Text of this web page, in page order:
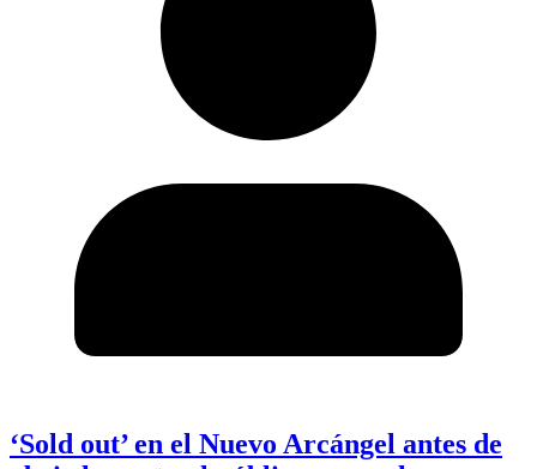
‘Sold out’ en el Nuevo Arcángel antes de